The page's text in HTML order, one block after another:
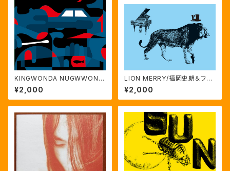
KINGWONDA NUGWWOND
A IA KIKELE/福岡史朗+2STO
NE
¥2,000
LION MERRY/福岡史朗＆フリ
ル
¥2,000